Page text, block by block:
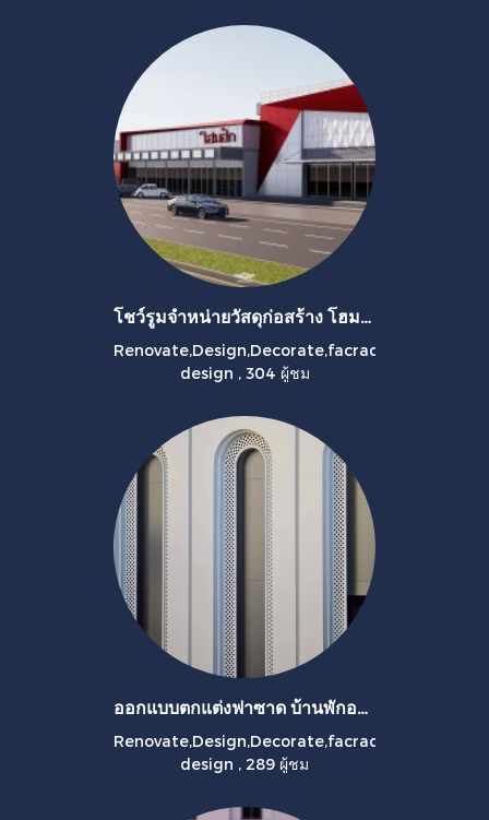
โชว์รูมจำหน่ายวัสดุก่อสร้าง โฮมฮัก จังหวัดบุรีรัมย์
Renovate,Design,Decorate,facrad
design , 304 ผู้ชม
ออกแบบตกแต่งฟาซาด บ้านพักอาศัยส่วนบุคคล
Renovate,Design,Decorate,facrad
design , 289 ผู้ชม